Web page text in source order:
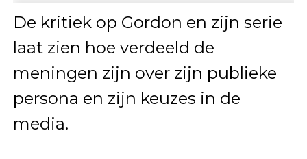
De kritiek op Gordon en zijn serie
laat zien hoe verdeeld de
meningen zijn over zijn publieke
persona en zijn keuzes in de
media.